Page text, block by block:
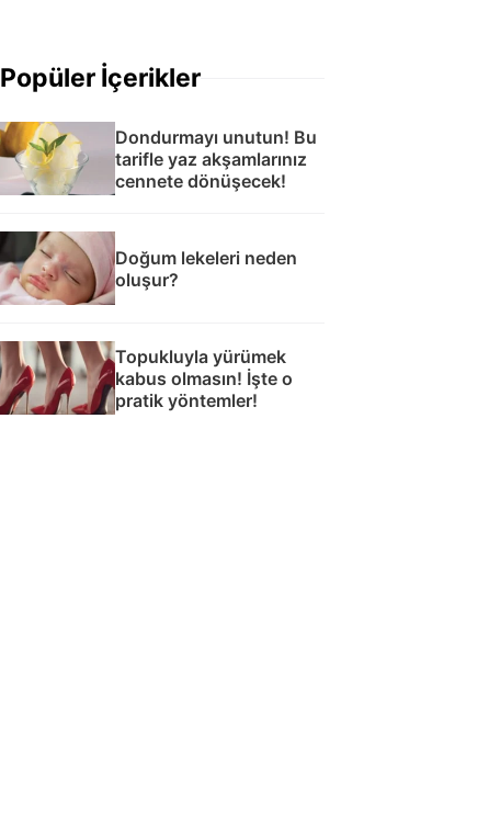
Popüler İçerikler
Dondurmayı unutun! Bu
tarifle yaz akşamlarınız
cennete dönüşecek!
Doğum lekeleri neden
oluşur?
Topukluyla yürümek
kabus olmasın! İşte o
pratik yöntemler!